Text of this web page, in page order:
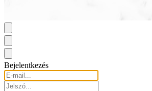
Bejelentkezés